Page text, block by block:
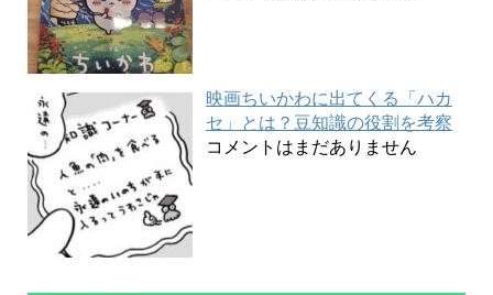
映画ちいかわに出てくる「ハカ
セ」とは？豆知識の役割を考察
コメントはまだありません